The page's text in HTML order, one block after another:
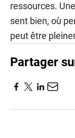
ressources.
sent bien, où
peut être
Partager